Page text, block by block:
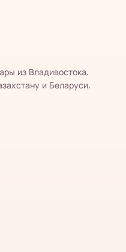
из Владивостока.
и Беларуси.